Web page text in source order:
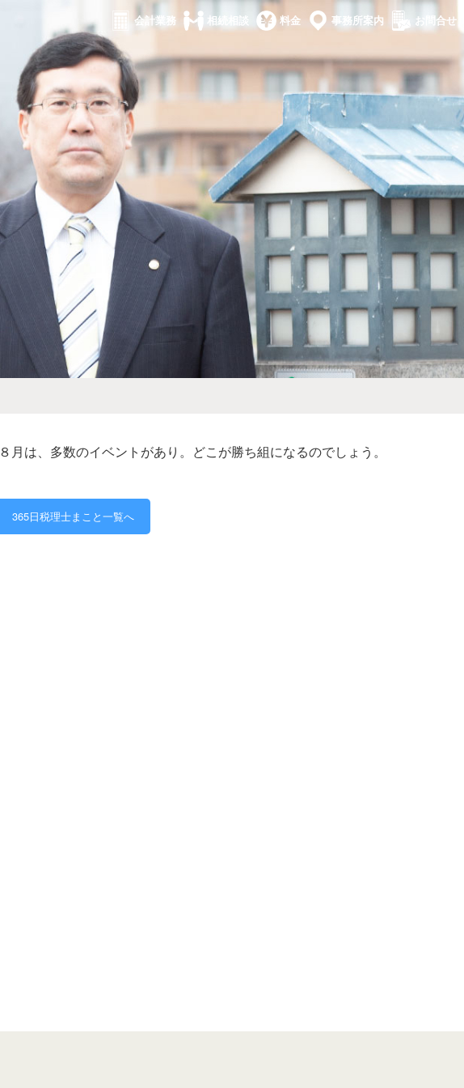
会計業務 相続相談 料金 事務所案内 お問合せ
は、多数のイベントがあり。どこが勝ち組になるのでしょう。
365日税理士まこと一覧へ